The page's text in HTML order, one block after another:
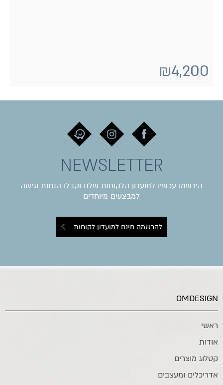
₪4,200
NEWSLETTER
הירשמו עכשיו למועדון הלקוחות שלנו וקבלו הנחות וגישה
למבצעים מיוחדים
להרשמה חינם למועדון לקוחות
OMDESIGN
ראשי
אודות
קטלוג מוצרים
אדריכלים ומעצבים